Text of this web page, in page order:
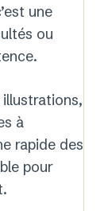
une
ou
à
rapide des
pour